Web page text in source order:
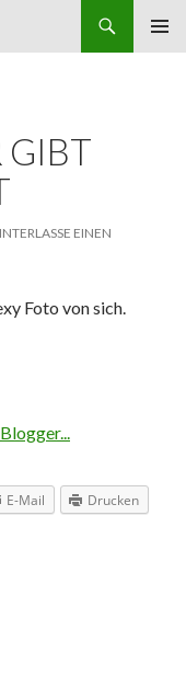
GIBT
EINEN
Foto von sich.
E-Mail Drucken